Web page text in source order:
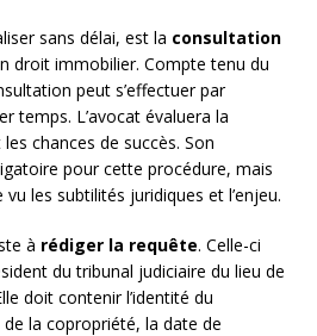
sans délai, est la consultation
droit immobilier. Compte tenu du
peut s’effectuer par
temps. L’avocat évaluera la
chances de succès. Son
pour cette procédure, mais
les subtilités juridiques et l’enjeu.
à rédiger la requête. Celle-ci
du tribunal judiciaire du lieu de
doit contenir l’identité du
la copropriété, la date de